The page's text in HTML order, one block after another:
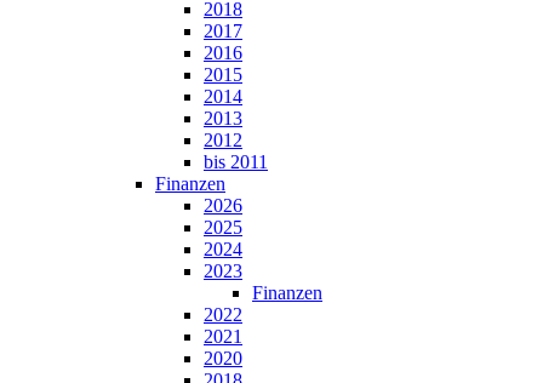
2018
2017
2016
2015
2014
2013
2012
bis 2011
Finanzen
2026
2025
2024
2023
Finanzen
2022
2021
2020